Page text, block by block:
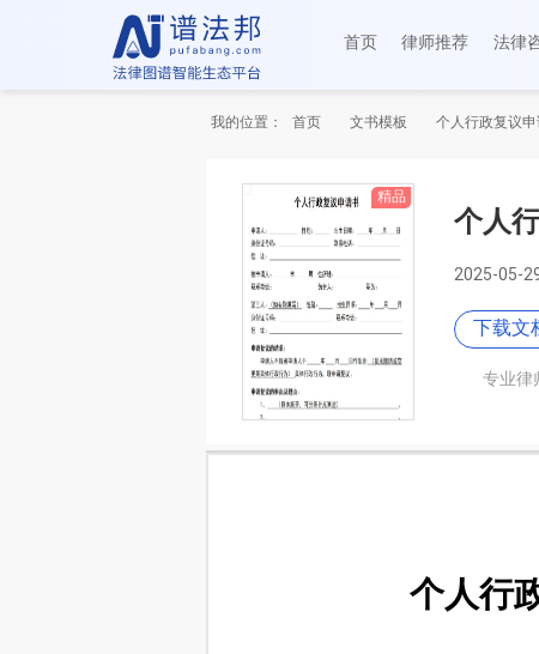
首页 律师推荐 法律
我的位置： 首页 文书模板 个人行政复议申
精品
个人
2025-05-
下载文
专业律
个人行